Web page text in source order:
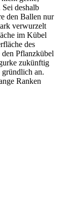
deshalb
den Ballen nur
verwurzelt
im Kübel
des
den Pflanzkübel
zukünftig
gründlich an.
Ranken